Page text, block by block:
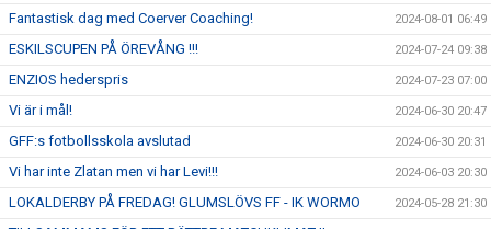
Fantastisk dag med Coerver Coaching! 2024-08-01 06:49
ESKILSCUPEN PÅ ÖREVÅNG !!! 2024-07-24 09:38
ENZIOS hederspris 2024-07-23 07:00
Vi är i mål! 2024-06-30 20:47
GFF:s fotbollsskola avslutad 2024-06-30 20:31
Vi har inte Zlatan men vi har Levi!!! 2024-06-03 20:30
LOKALDERBY PÅ FREDAG! GLUMSLÖVS FF - IK WORMO 2024-05-28 21:30